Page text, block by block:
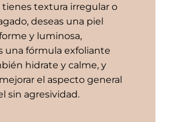
tienes textura irregular o
deseas una piel
y luminosa,
una fórmula exfoliante
hidrate y calme, y
el aspecto general
sin agresividad.